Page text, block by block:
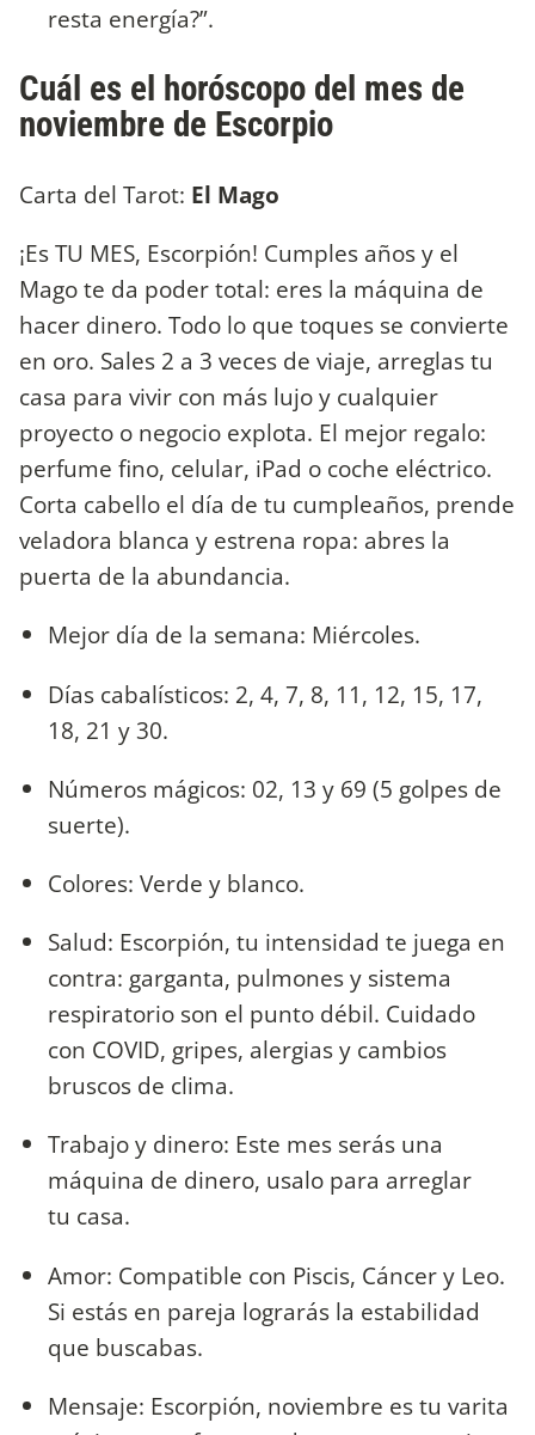
resta energía?”.
Cuál es el horóscopo del mes de
noviembre de Escorpio
Carta del Tarot: El Mago
¡Es TU MES, Escorpión! Cumples años y el
Mago te da poder total: eres la máquina de
hacer dinero. Todo lo que toques se convierte
en oro. Sales 2 a 3 veces de viaje, arreglas tu
casa para vivir con más lujo y cualquier
proyecto o negocio explota. El mejor regalo:
perfume fino, celular, iPad o coche eléctrico.
Corta cabello el día de tu cumpleaños, prende
veladora blanca y estrena ropa: abres la
puerta de la abundancia.
Mejor día de la semana: Miércoles.
Días cabalísticos: 2, 4, 7, 8, 11, 12, 15, 17,
18, 21 y 30.
Números mágicos: 02, 13 y 69 (5 golpes de
suerte).
Colores: Verde y blanco.
Salud: Escorpión, tu intensidad te juega en
contra: garganta, pulmones y sistema
respiratorio son el punto débil. Cuidado
con COVID, gripes, alergias y cambios
bruscos de clima.
Trabajo y dinero: Este mes serás una
máquina de dinero, usalo para arreglar
tu casa.
Amor: Compatible con Piscis, Cáncer y Leo.
Si estás en pareja lograrás la estabilidad
que buscabas.
Mensaje: Escorpión, noviembre es tu varita